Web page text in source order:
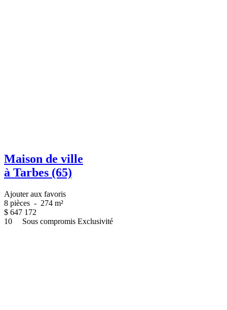
Maison de ville
à Tarbes (65)
Ajouter aux favoris
8 pièces - 274 m²
$ 647 172
10
Sous compromis Exclusivité